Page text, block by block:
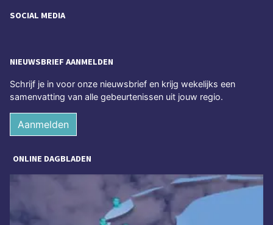
SOCIAL MEDIA
NIEUWSBRIEF AANMELDEN
Schrijf je in voor onze nieuwsbrief en krijg wekelijks een
samenvatting van alle gebeurtenissen uit jouw regio.
Aanmelden
ONLINE DAGBLADEN